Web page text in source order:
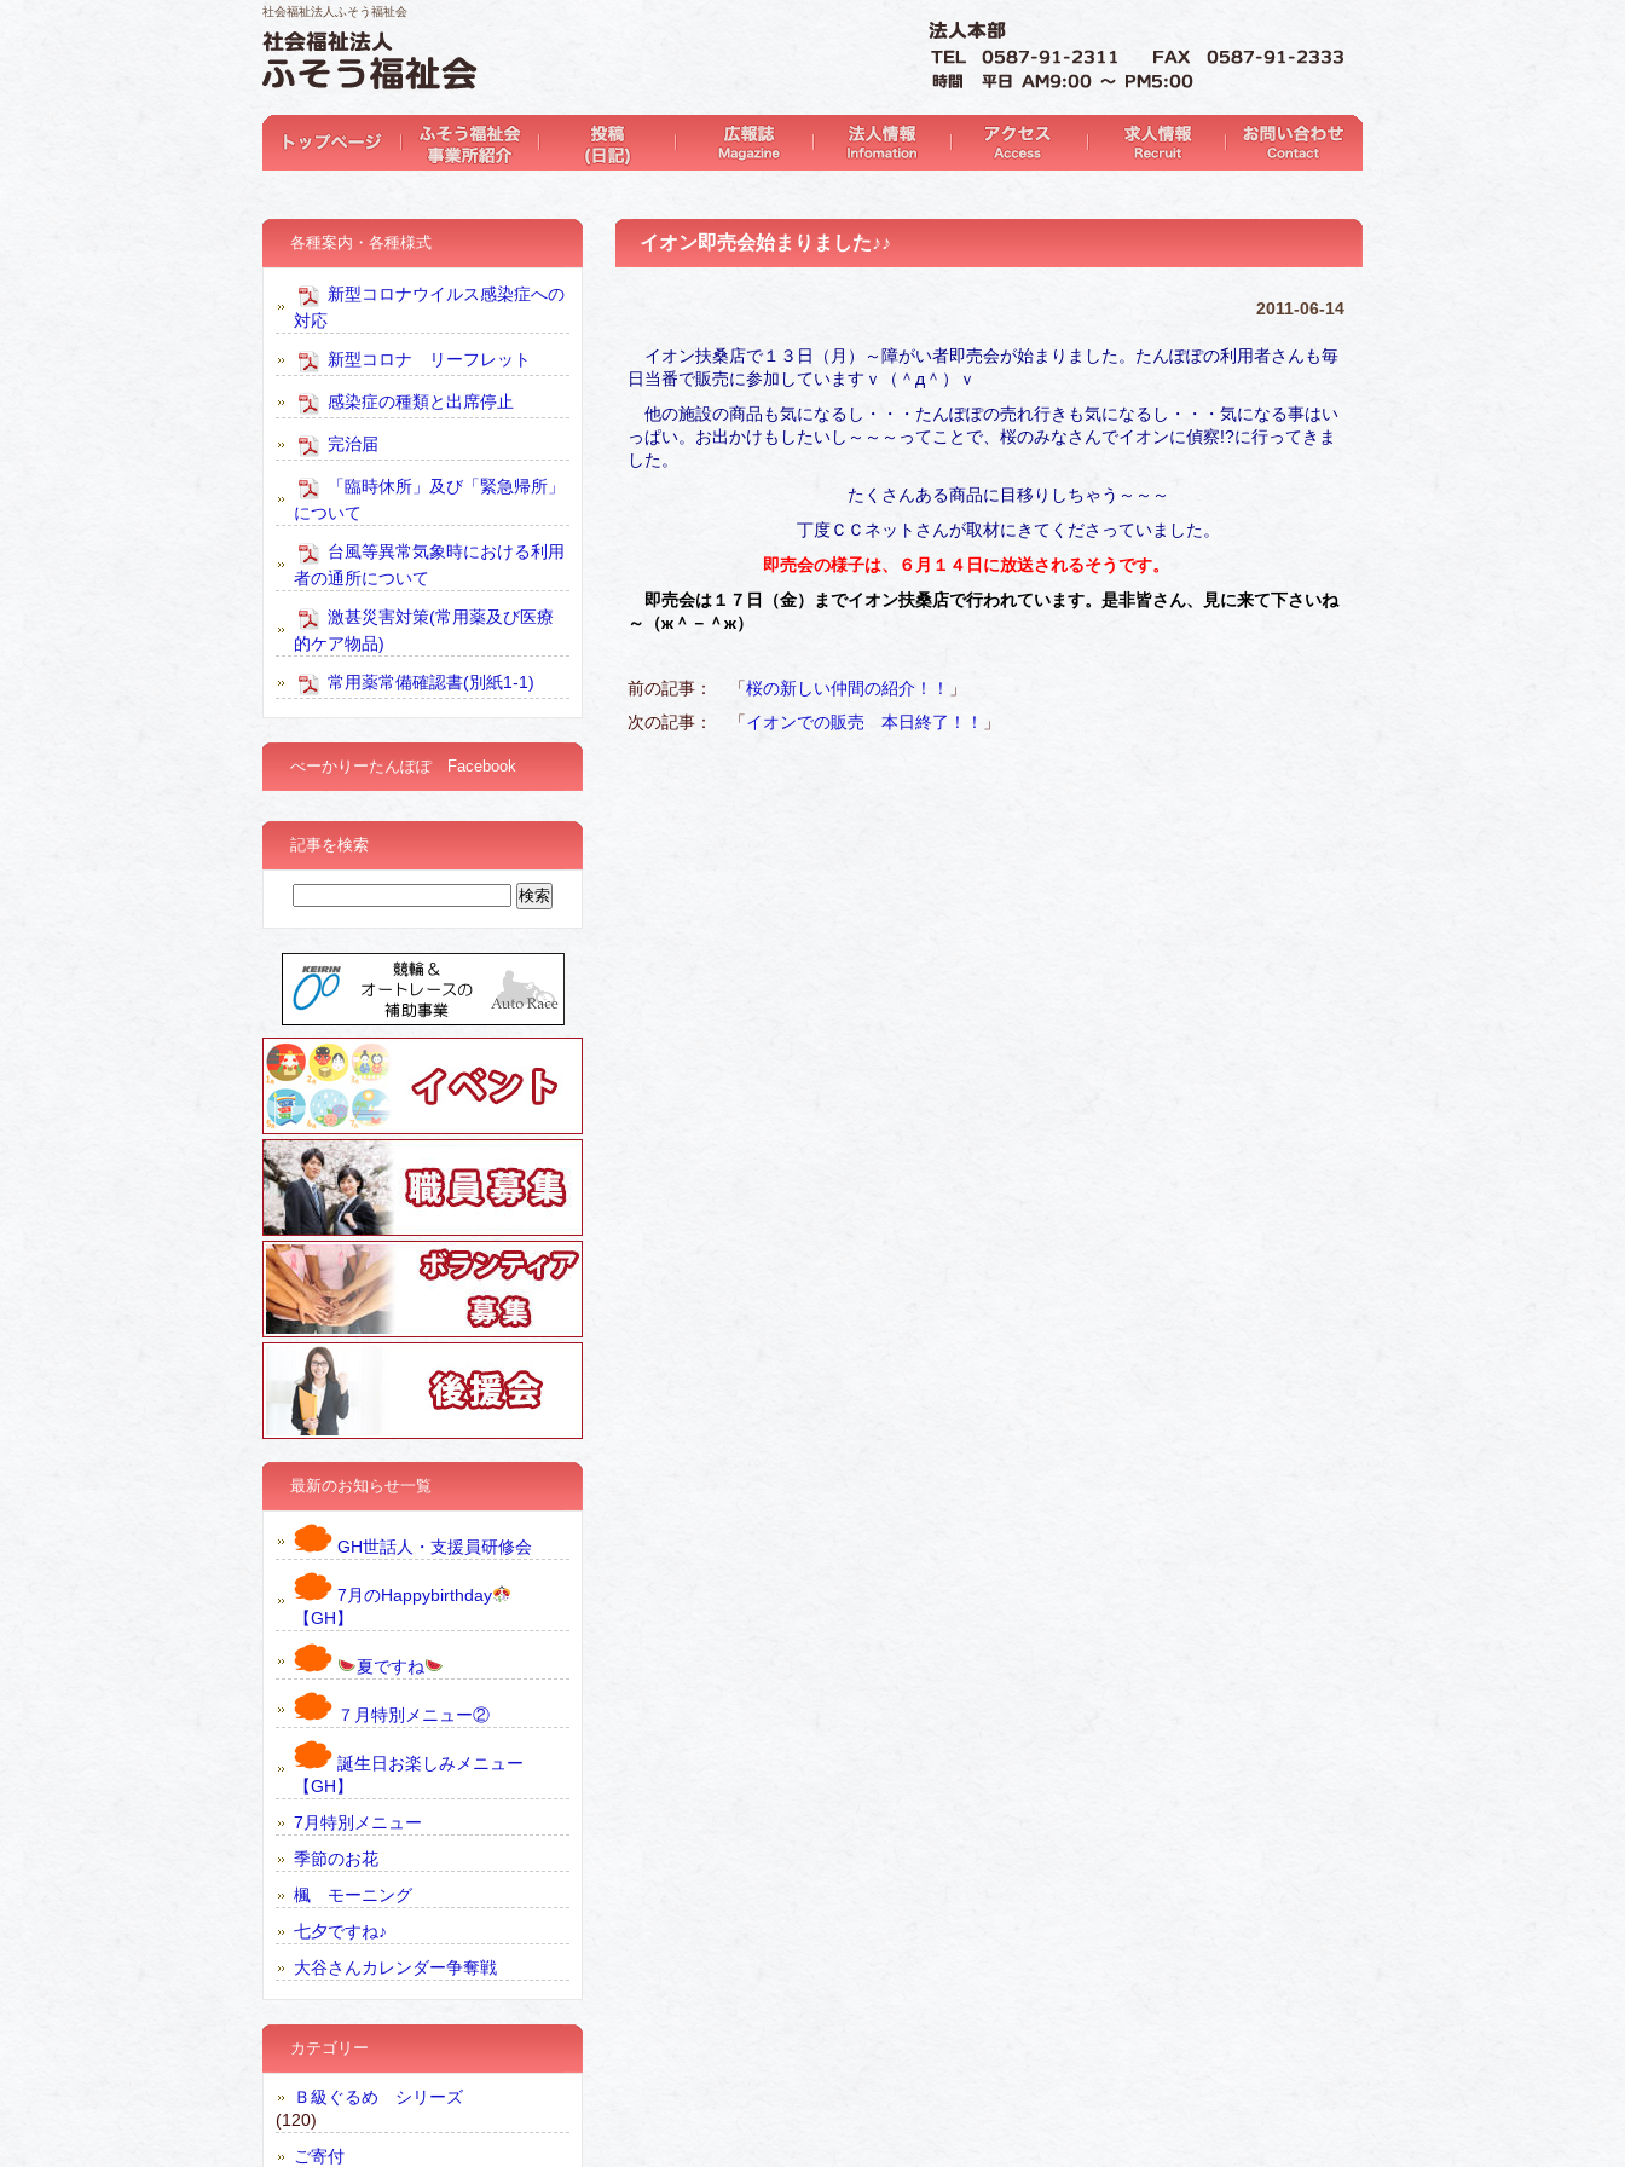
社会福祉法人ふそう福祉会
イオン即売会始まりました♪♪
2011-06-14
イオン扶桑店で１３日（月）～障がい者即売会が始まりました。たんぽぽの利用者さんも毎
日当番で販売に参加していますｖ（＾д＾）ｖ
他の施設の商品も気になるし・・・たんぽぽの売れ行きも気になるし・・・気になる事はい
っぱい。お出かけもしたいし～～～ってことで、桜のみなさんでイオンに偵察!?に行ってきま
した。
たくさんある商品に目移りしちゃう～～～
丁度ＣＣネットさんが取材にきてくださっていました。
即売会の様子は、６月１４日に放送されるそうです。
即売会は１７日（金）までイオン扶桑店で行われています。是非皆さん、見に来て下さいね
～（ж＾－＾ж）
前の記事： 「桜の新しい仲間の紹介！！
」
次の記事： 「イオンでの販売 本日終了！！ 」
各種案内・各種様式
新型コロナウイルス感染症への
対応
新型コロナ リーフレット
感染症の種類と出席停止
完治届
「臨時休所」及び「緊急帰所」
について
台風等異常気象時における利用
者の通所について
激甚災害対策(常用薬及び医療
的ケア物品)
常用薬常備確認書(別紙1-1)
べーかりーたんぽぽ Facebook
記事を検索
最新のお知らせ一覧
GH世話人・支援員研修会
7月のHappybirthday
【GH】
夏ですね
７月特別メニュー②
誕生日お楽しみメニュー
【GH】
7月特別メニュー
季節のお花
楓 モーニング
七夕ですね♪
大谷さんカレンダー争奪戦
カテゴリー
Ｂ級ぐるめ シリーズ
(120)
ご寄付